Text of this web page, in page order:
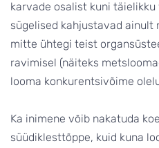
karvade osalist kuni
sügelised kahjustavad ainult
mitte ühtegi teist
ravimisel (näiteks
looma konkurentsivõime
Ka inimene võib nakatuda
süüdiklesttõppe, kuid kuna